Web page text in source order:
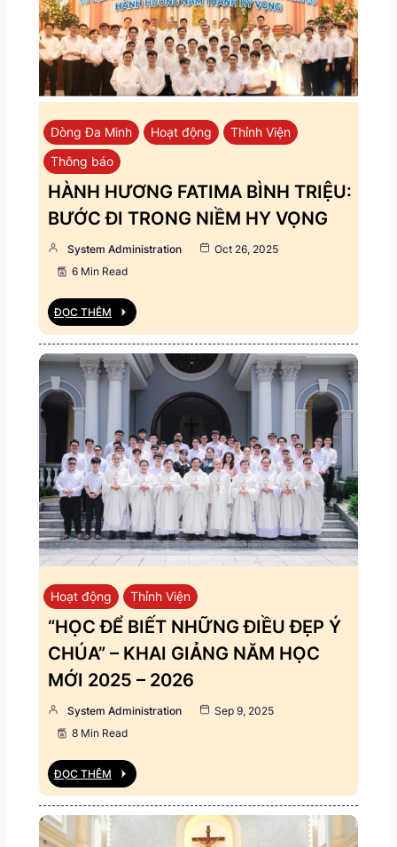
Dòng Đa Minh Hoạt động
Thỉnh Viện
Thông báo
HÀNH HƯƠNG FATIMA BÌNH TRIỆU:
BƯỚC ĐI TRONG NIỀM HY VỌNG
System Administration
Oct 26, 2025
6 Min Read
ĐỌC THÊM
Hoạt động Thỉnh Viện
“HỌC ĐỂ BIẾT NHỮNG ĐIỀU ĐẸP Ý
CHÚA” – KHAI GIẢNG NĂM HỌC
MỚI 2025 – 2026
System Administration
Sep 9, 2025
8 Min Read
ĐỌC THÊM